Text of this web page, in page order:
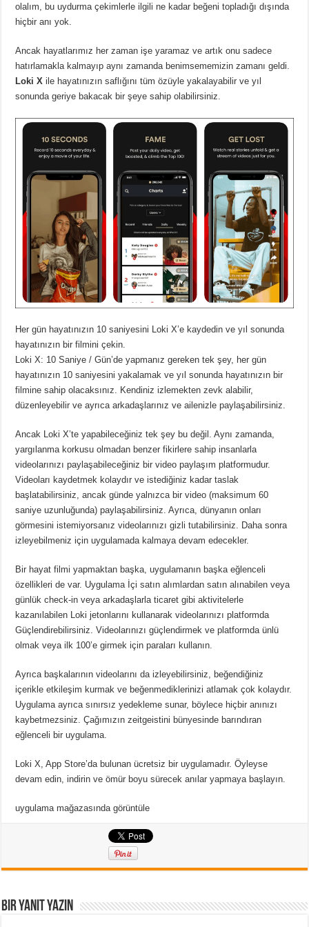
olalım, bu uydurma çekimlerle ilgili ne kadar beğeni topladığı dışında
hiçbir anı yok.
Ancak hayatlarımız her zaman işe yaramaz ve artık onu sadece
hatırlamakla kalmayıp aynı zamanda benimsememizin zamanı geldi.
Loki X ile hayatınızın saflığını tüm özüyle yakalayabilir ve yıl
sonunda geriye bakacak bir şeye sahip olabilirsiniz.
Her gün hayatınızın 10 saniyesini Loki X’e kaydedin ve yıl sonunda
hayatınızın bir filmini çekin.
Loki X: 10 Saniye / Gün’de yapmanız gereken tek şey, her gün
hayatınızın 10 saniyesini yakalamak ve yıl sonunda hayatınızın bir
filmine sahip olacaksınız. Kendiniz izlemekten zevk alabilir,
düzenleyebilir ve ayrıca arkadaşlarınız ve ailenizle paylaşabilirsiniz.
Ancak Loki X’te yapabileceğiniz tek şey bu değil. Aynı zamanda,
yargılanma korkusu olmadan benzer fikirlere sahip insanlarla
videolarınızı paylaşabileceğiniz bir video paylaşım platformudur.
Videoları kaydetmek kolaydır ve istediğiniz kadar taslak
başlatabilirsiniz, ancak günde yalnızca bir video (maksimum 60
saniye uzunluğunda) paylaşabilirsiniz. Ayrıca, dünyanın onları
görmesini istemiyorsanız videolarınızı gizli tutabilirsiniz. Daha sonra
izleyebilmeniz için uygulamada kalmaya devam edecekler.
Bir hayat filmi yapmaktan başka, uygulamanın başka eğlenceli
özellikleri de var. Uygulama İçi satın alımlardan satın alınabilen veya
günlük check-in veya arkadaşlarla ticaret gibi aktivitelerle
kazanılabilen Loki jetonlarını kullanarak videolarınızı platformda
Güçlendirebilirsiniz. Videolarınızı güçlendirmek ve platformda ünlü
olmak veya ilk 100’e girmek için paraları kullanın.
Ayrıca başkalarının videolarını da izleyebilirsiniz, beğendiğiniz
içerikle etkileşim kurmak ve beğenmediklerinizi atlamak çok kolaydır.
Uygulama ayrıca sınırsız yedekleme sunar, böylece hiçbir anınızı
kaybetmezsiniz. Çağımızın zeitgeistini bünyesinde barındıran
eğlenceli bir uygulama.
Loki X, App Store’da bulunan ücretsiz bir uygulamadır. Öyleyse
devam edin, indirin ve ömür boyu sürecek anılar yapmaya başlayın.
uygulama mağazasında görüntüle
Bir yanıt yazın